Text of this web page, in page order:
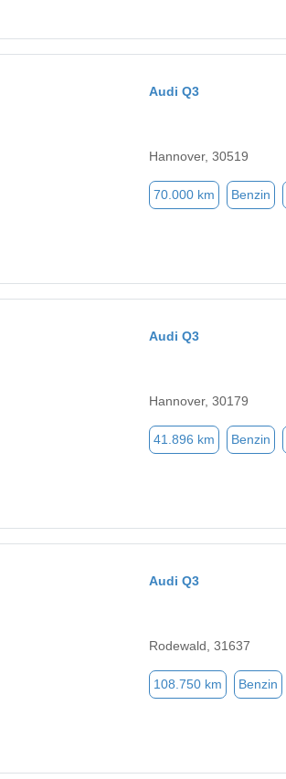
Audi Q3
Hannover, 30519
70.000 km Benzin
Audi Q3
Hannover, 30179
41.896 km Benzin
Audi Q3
Rodewald, 31637
108.750 km Benzin